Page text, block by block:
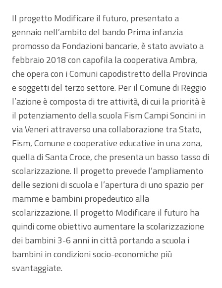
Il progetto Modificare il futuro, presentato a
gennaio nell’ambito del bando Prima infanzia
promosso da Fondazioni bancarie, è stato avviato a
febbraio 2018 con capofila la cooperativa Ambra,
che opera con i Comuni capodistretto della Provincia
e soggetti del terzo settore. Per il Comune di Reggio
l’azione è composta di tre attività, di cui la priorità è
il potenziamento della scuola Fism Campi Soncini in
via Veneri attraverso una collaborazione tra Stato,
Fism, Comune e cooperative educative in una zona,
quella di Santa Croce, che presenta un basso tasso di
scolarizzazione. Il progetto prevede l’ampliamento
delle sezioni di scuola e l’apertura di uno spazio per
mamme e bambini propedeutico alla
scolarizzazione. Il progetto Modificare il futuro ha
quindi come obiettivo aumentare la scolarizzazione
dei bambini 3-6 anni in città portando a scuola i
bambini in condizioni socio-economiche più
svantaggiate.